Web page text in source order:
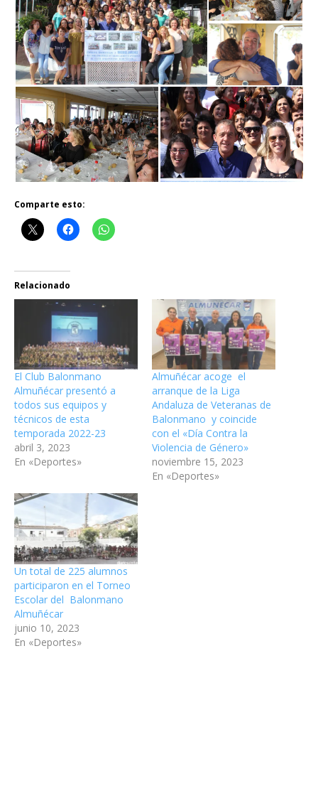
Comparte esto:
Relacionado
El Club Balonmano
Almuñécar presentó a
todos sus equipos y
técnicos de esta
temporada 2022-23
abril 3, 2023
En «Deportes»
Almuñécar acoge el
arranque de la Liga
Andaluza de Veteranas de
Balonmano y coincide
con el «Día Contra la
Violencia de Género»
noviembre 15, 2023
En «Deportes»
Un total de 225 alumnos
participaron en el Torneo
Escolar del Balonmano
Almuñécar
junio 10, 2023
En «Deportes»